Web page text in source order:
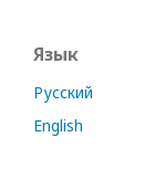
Язык
Русский
English